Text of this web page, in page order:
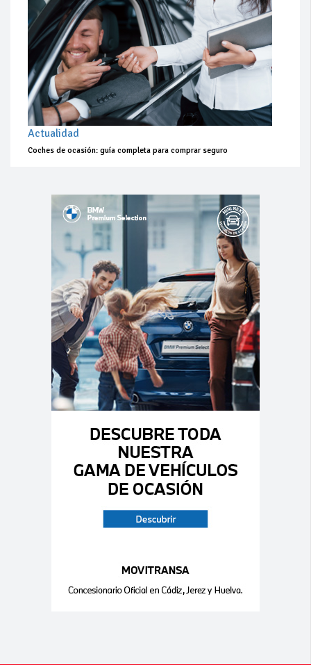
Actualidad
Coches de ocasión: guía completa para comprar seguro